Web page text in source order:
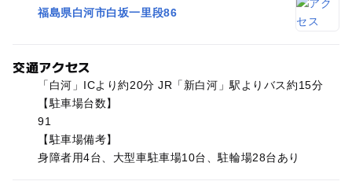
福島県白河市白坂一里段86
交通アクセス
「白河」ICより約20分 JR「新白河」駅よりバス約15分
【駐車場台数】
91
【駐車場備考】
身障者用4台、大型車駐車場10台、駐輪場28台あり